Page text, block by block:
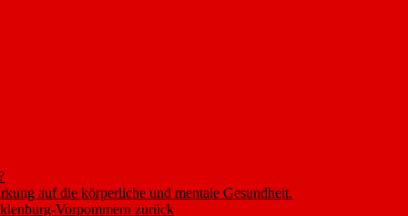
auf die körperliche und mentale Gesundheit.
Vorpommern zurück